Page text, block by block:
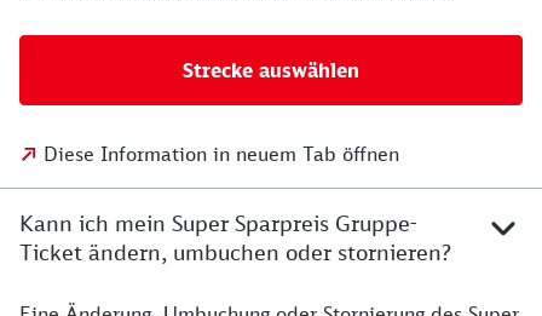
Strecke auswählen
Diese Information in neuem Tab öffnen
Kann ich mein Super Sparpreis Gruppe-
Ticket ändern, umbuchen oder stornieren?